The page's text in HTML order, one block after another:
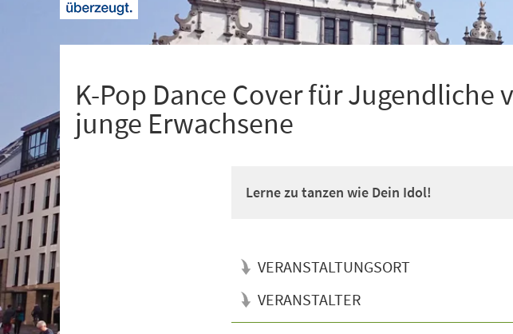
K-Pop Dance Cover für Jugendliche
junge Erwachsene
Lerne zu tanzen wie Dein Idol!
VERANSTALTUNGSORT
VERANSTALTER